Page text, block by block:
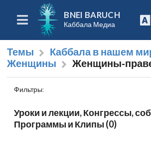
BNEI BARUCH
Каббала Медиа
Темы
Каббала в нашем
Женщины
Женщины-
Фильтры:
Уроки и лекции, Конгрессы,
Программы и Клипы (0)